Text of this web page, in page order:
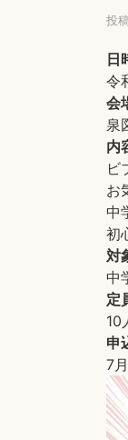
投
日
令
会
泉
内
ビ
お
中
初
対
中
定
10
申
7